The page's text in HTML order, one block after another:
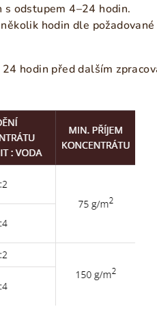
s odstupem 4–24 hodin.
hodin dle požadované
hodin před dalším